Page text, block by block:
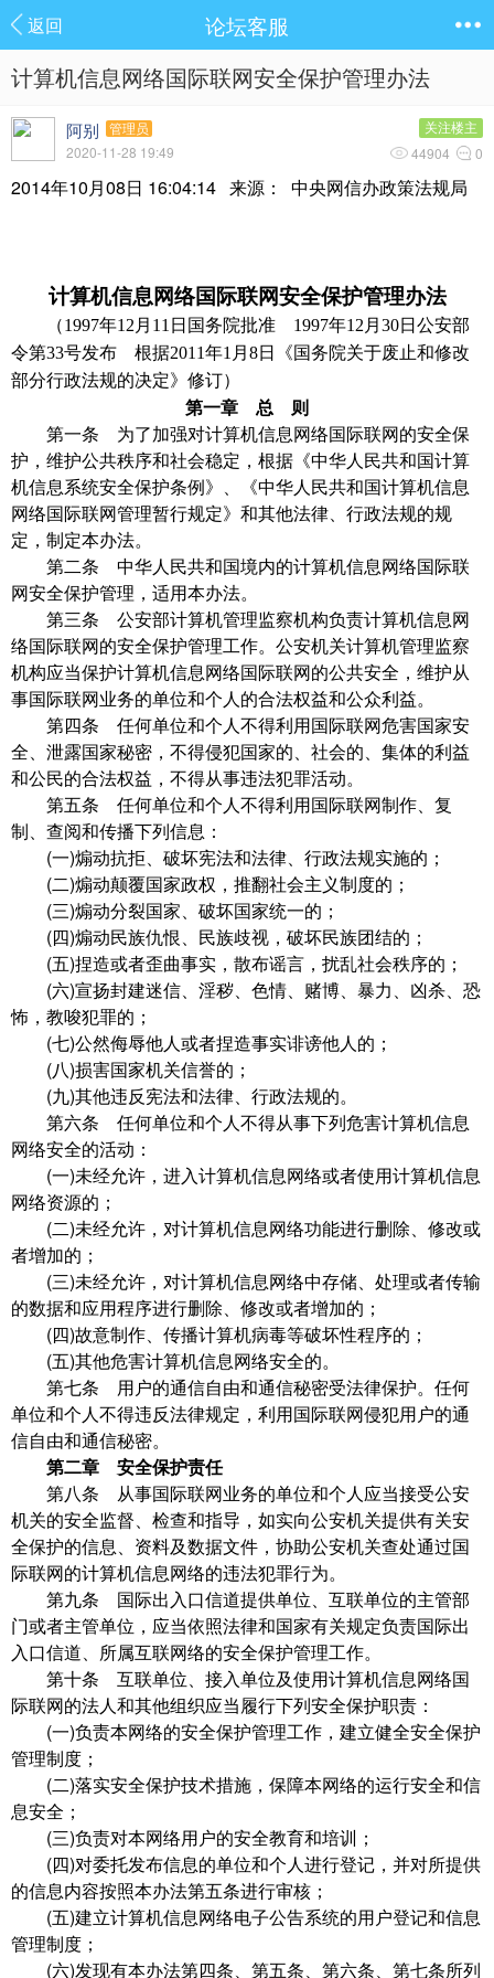
返回 论坛客服
计算机信息网络国际联网安全保护管理办法
阿别 管理员
2020-11-28 19:49
关注楼主
44904 0
2014年10月08日 16:04:14 来源： 中央网信办政策法规局
计算机信息网络国际联网安全保护管理办法
（1997年12月11日国务院批准 1997年12月30日公安部
令第33号发布 根据2011年1月8日《国务院关于废止和修改
部分行政法规的决定》修订）
第一章 总 则
第一条 为了加强对计算机信息网络国际联网的安全保
护，维护公共秩序和社会稳定，根据《中华人民共和国计算
机信息系统安全保护条例》、《中华人民共和国计算机信息
网络国际联网管理暂行规定》和其他法律、行政法规的规
定，制定本办法。
第二条 中华人民共和国境内的计算机信息网络国际联
网安全保护管理，适用本办法。
第三条 公安部计算机管理监察机构负责计算机信息网
络国际联网的安全保护管理工作。公安机关计算机管理监察
机构应当保护计算机信息网络国际联网的公共安全，维护从
事国际联网业务的单位和个人的合法权益和公众利益。
第四条 任何单位和个人不得利用国际联网危害国家安
全、泄露国家秘密，不得侵犯国家的、社会的、集体的利益
和公民的合法权益，不得从事违法犯罪活动。
第五条 任何单位和个人不得利用国际联网制作、复
制、查阅和传播下列信息：
(一)煽动抗拒、破坏宪法和法律、行政法规实施的；
(二)煽动颠覆国家政权，推翻社会主义制度的；
(三)煽动分裂国家、破坏国家统一的；
(四)煽动民族仇恨、民族歧视，破坏民族团结的；
(五)捏造或者歪曲事实，散布谣言，扰乱社会秩序的；
(六)宣扬封建迷信、淫秽、色情、赌博、暴力、凶杀、恐
怖，教唆犯罪的；
(七)公然侮辱他人或者捏造事实诽谤他人的；
(八)损害国家机关信誉的；
(九)其他违反宪法和法律、行政法规的。
第六条 任何单位和个人不得从事下列危害计算机信息
网络安全的活动：
(一)未经允许，进入计算机信息网络或者使用计算机信息
网络资源的；
(二)未经允许，对计算机信息网络功能进行删除、修改或
者增加的；
(三)未经允许，对计算机信息网络中存储、处理或者传输
的数据和应用程序进行删除、修改或者增加的；
(四)故意制作、传播计算机病毒等破坏性程序的；
(五)其他危害计算机信息网络安全的。
第七条 用户的通信自由和通信秘密受法律保护。任何
单位和个人不得违反法律规定，利用国际联网侵犯用户的通
信自由和通信秘密。
第二章 安全保护责任
第八条 从事国际联网业务的单位和个人应当接受公安
机关的安全监督、检查和指导，如实向公安机关提供有关安
全保护的信息、资料及数据文件，协助公安机关查处通过国
际联网的计算机信息网络的违法犯罪行为。
第九条 国际出入口信道提供单位、互联单位的主管部
门或者主管单位，应当依照法律和国家有关规定负责国际出
入口信道、所属互联网络的安全保护管理工作。
第十条 互联单位、接入单位及使用计算机信息网络国
际联网的法人和其他组织应当履行下列安全保护职责：
(一)负责本网络的安全保护管理工作，建立健全安全保护
管理制度；
(二)落实安全保护技术措施，保障本网络的运行安全和信
息安全；
(三)负责对本网络用户的安全教育和培训；
(四)对委托发布信息的单位和个人进行登记，并对所提供
的信息内容按照本办法第五条进行审核；
(五)建立计算机信息网络电子公告系统的用户登记和信息
管理制度；
(六)发现有本办法第四条、第五条、第六条、第七条所列